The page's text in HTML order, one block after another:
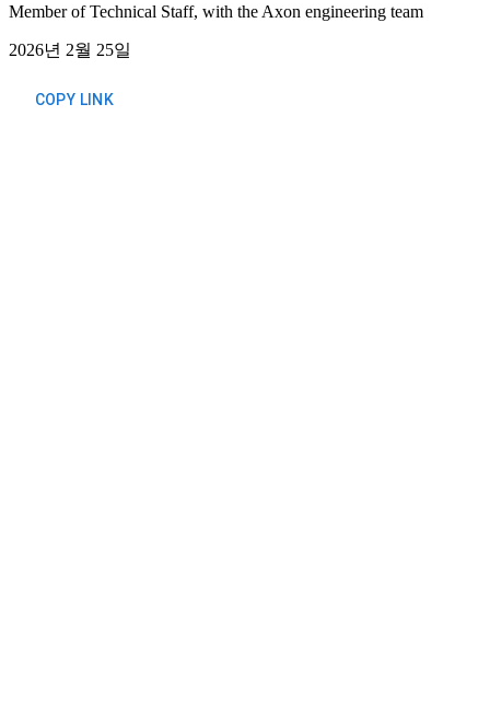
Member of Technical Staff, with the Axon engineering team
2026년 2월 25일
COPY LINK